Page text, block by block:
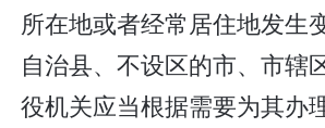
所在地或者经常居住地发生
自治县、不设区的市、市辖
役机关应当根据需要为其办